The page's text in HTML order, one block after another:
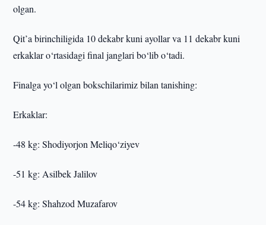
olgan.
Qit’a birinchiligida 10 dekabr kuni ayollar va 11 dekabr kuni
erkaklar o‘rtasidagi final janglari bo‘lib o‘tadi.
Finalga yo‘l olgan bokschilarimiz bilan tanishing:
Erkaklar:
-48 kg: Shodiyorjon Meliqo‘ziyev
-51 kg: Asilbek Jalilov
-54 kg: Shahzod Muzafarov